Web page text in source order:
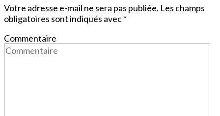
Votre adresse e-mail ne sera pas publiée. Les champs
obligatoires sont indiqués avec*
Commentaire